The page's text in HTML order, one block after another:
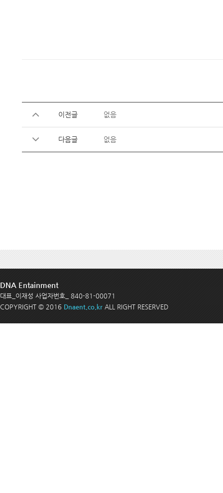
이전글 없음
다음글 없음
DNA Entainment
대표_이재성 사업자번호_ 840-81-00071
COPYRIGHT © 2016 Dnaent.co.kr ALL RIGHT RESERVED